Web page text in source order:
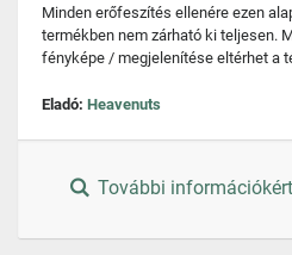
Minden erőfeszítés ellenére ezen
termékben nem zárható ki teljesen.
fényképe / megjelenítése eltérhet a
Eladó: Heavenuts
További